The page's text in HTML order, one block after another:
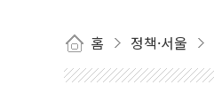
홈 정책·서울